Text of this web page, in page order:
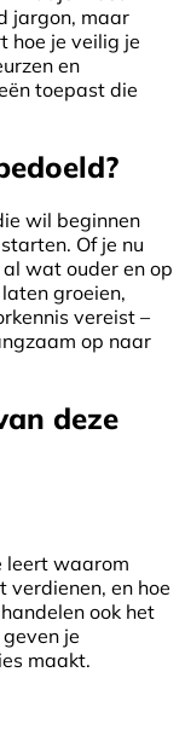
jargon, maar
hoe je veilig je
en
toepast die
wil beginnen
Of je nu
wat ouder en op
groeien,
vereist –
op naar
deze
leert waarom
verdienen, en hoe
ook het
je
maakt.